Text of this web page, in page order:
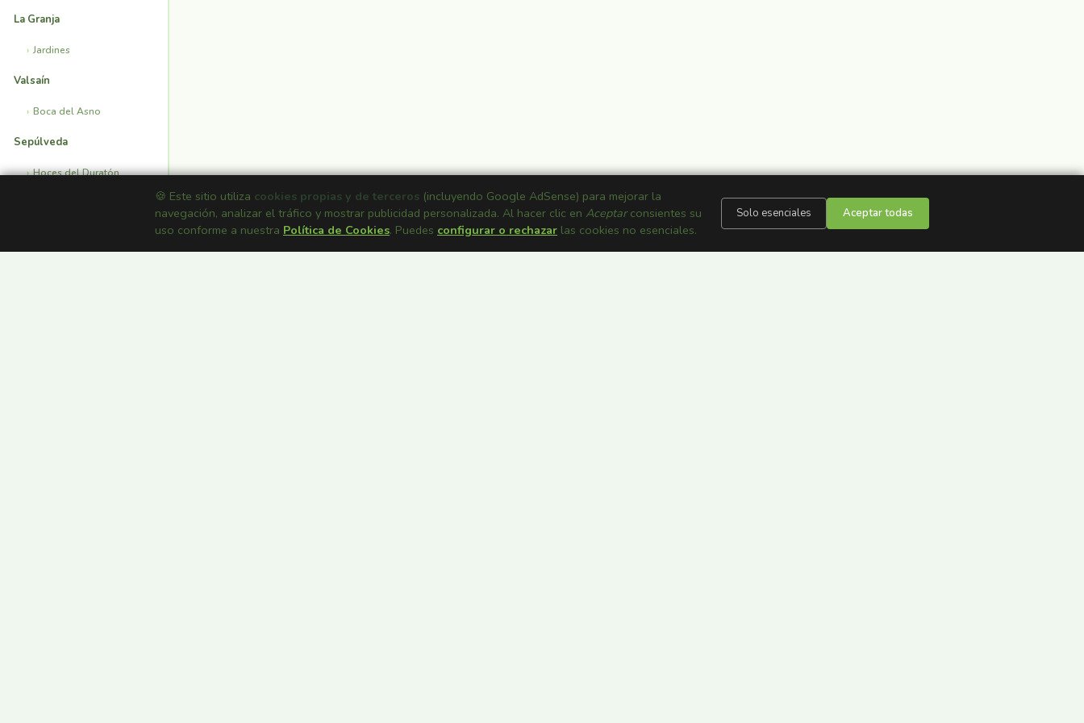
La Granja
Jardines
Valsaín
Boca del Asno
Sepúlveda
Hoces del Duratón
INFORMACIÓN
🍪 Este sitio utiliza cookies propias y de terceros (incluyendo Google AdSense) para mejorar la
navegación, analizar el tráfico y mostrar publicidad personalizada. Al hacer clic en Aceptarconsientes su
uso conforme a nuestra Política de Cookies. Puedes configurar o rechazar las cookies no esenciales.
Solo esenciales Aceptar todas